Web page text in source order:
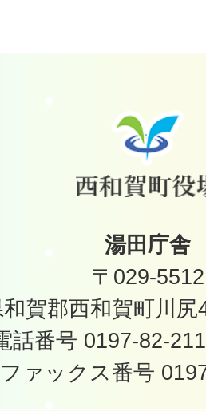
湯田庁舎
〒029-5512
賀郡西和賀町川
話番号 0197-82-
ファックス番号